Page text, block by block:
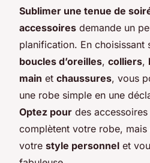
Sublimer une tenue de
accessoires demande un
planification. En choisissant
boucles d’oreilles, colliers,
main et chaussures, vous
une robe simple en une
Optez pour des
complètent votre robe, mais
votre style personnel et